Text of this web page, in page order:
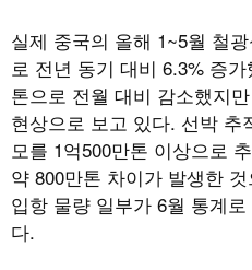
실제 중국의 올해 1~5월 철
로 전년 동기 대비 6.3% 증
톤으로 전월 대비 감소했지
현상으로 보고 있다. 선박 추
모를 1억500만톤 이상으로
약 800만톤 차이가 발생한
입항 물량 일부가 6월 통계
다.